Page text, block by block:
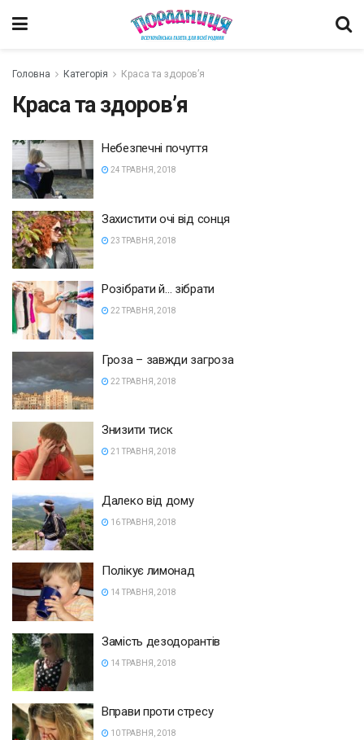
Головна Категорія Краса та здоров’я
Краса та здоров’я
Небезпечні почуття
24 ТРАВНЯ, 2018
Захистити очі від сонця
23 ТРАВНЯ, 2018
Розібрати й… зібрати
22 ТРАВНЯ, 2018
Гроза – завжди загроза
22 ТРАВНЯ, 2018
Знизити тиск
21 ТРАВНЯ, 2018
Далеко від дому
16 ТРАВНЯ, 2018
Полікує лимонад
14 ТРАВНЯ, 2018
Замість дезодорантів
14 ТРАВНЯ, 2018
Вправи проти стресу
10 ТРАВНЯ, 2018